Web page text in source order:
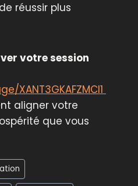
réussir plus
votre session
XANT3GKAFZMCI1
aligner votre
que vous